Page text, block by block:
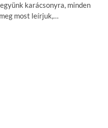
karácsonyra, minden
most leírjuk,…